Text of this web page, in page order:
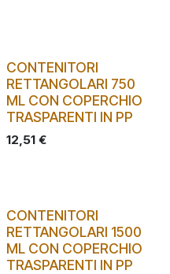
CONTENITORI
RETTANGOLARI 750
ML CON COPERCHIO
TRASPARENTI IN PP
12,51€
CONTENITORI
RETTANGOLARI 1500
ML CON COPERCHIO
TRASPARENTI IN PP